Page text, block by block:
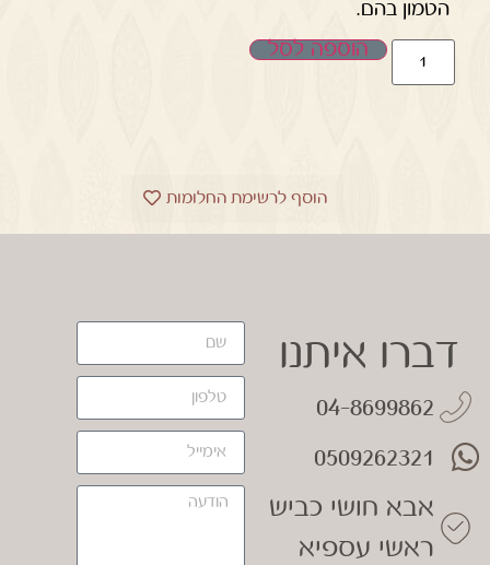
הטמון בהם.
הוספה לסל
הוסף לרשימת החלומות
דברו איתנו
04-8699862
0509262321
אבא חושי כביש
ראשי עספיא